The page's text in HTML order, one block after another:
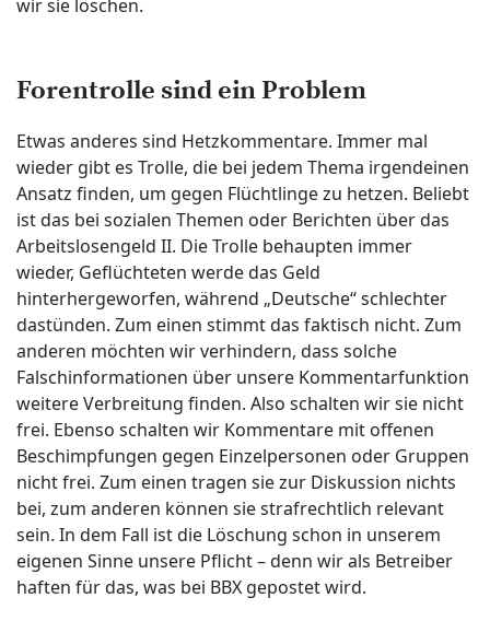
wir sie löschen.
Forentrolle sind ein Problem
Etwas anderes sind Hetzkommentare. Immer mal
wieder gibt es Trolle, die bei jedem Thema irgendeinen
Ansatz finden, um gegen Flüchtlinge zu hetzen. Beliebt
ist das bei sozialen Themen oder Berichten über das
Arbeitslosengeld II. Die Trolle behaupten immer
wieder, Geflüchteten werde das Geld
hinterhergeworfen, während „Deutsche“ schlechter
dastünden. Zum einen stimmt das faktisch nicht. Zum
anderen möchten wir verhindern, dass solche
Falschinformationen über unsere Kommentarfunktion
weitere Verbreitung finden. Also schalten wir sie nicht
frei. Ebenso schalten wir Kommentare mit offenen
Beschimpfungen gegen Einzelpersonen oder Gruppen
nicht frei. Zum einen tragen sie zur Diskussion nichts
bei, zum anderen können sie strafrechtlich relevant
sein. In dem Fall ist die Löschung schon in unserem
eigenen Sinne unsere Pflicht – denn wir als Betreiber
haften für das, was bei BBX gepostet wird.